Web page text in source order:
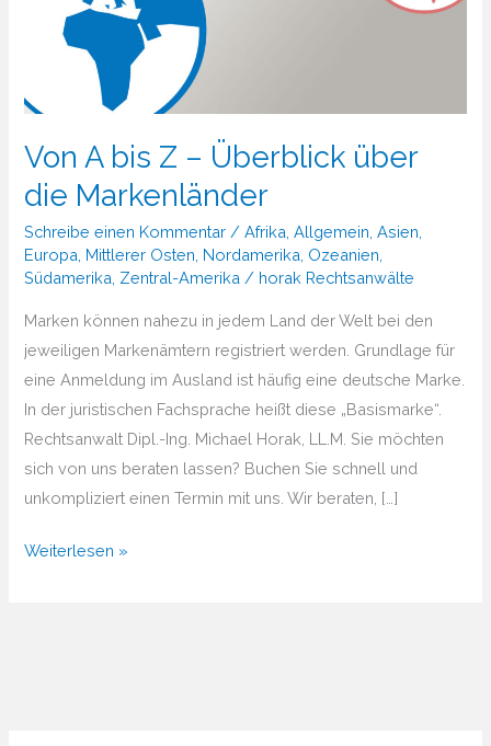
Von A bis Z – Überblick über
die Markenländer
Schreibe einen Kommentar /Afrika ,Allgemein ,Asien
Europa Mittlerer Osten Nordamerika Ozeanien
Südamerika Zentral-Amerika / horak Rechtsanwälte
Marken können nahezu in jedem Land der Welt bei den
jeweiligen Markenämtern registriert werden. Grundlage für
eine Anmeldung im Ausland ist häufig eine deutsche Marke.
In der juristischen Fachsprache heißt diese „Basismarke“.
Rechtsanwalt Dipl.-Ing. Michael Horak, LL.M. Sie möchten
sich von uns beraten lassen? Buchen Sie schnell und
unkompliziert einen Termin mit uns. Wir beraten, […]
Von
Weiterlesen »